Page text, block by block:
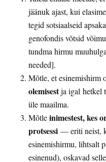
jäänuk ajast, kui
tegid sotsiaalseid
genofondis võtsid
tundma hirmu
needed].
Mõtle, et esinemishirm
olemisestja igal hetkel
üle maailma.
Mõtleinimestest, kes
protsessi — eriti neist,
esinemishirmu, lihtsalt
esinenud), oskavad